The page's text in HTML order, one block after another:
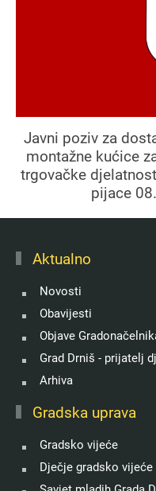
Javni poziv za
montažne kućice
trgovačke
pijace
Aktualno
Novosti
Obavijesti
Objave
Grad Drniš - prijatelj
Arhiva
Gradska uprava
Gradsko vijeće
Dječje gradsko vijeće